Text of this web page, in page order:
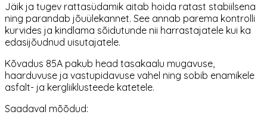
Jäik ja tugev rattasüdamik aitab hoida ratast stabiilsena
ning parandab jõuülekannet. See annab parema kontrolli
kurvides ja kindlama sõidutunde nii harrastajatele kui ka
edasijõudnud uisutajatele.
Kõvadus 85A pakub head tasakaalu mugavuse,
haarduvuse ja vastupidavuse vahel ning sobib enamikele
asfalt- ja kergliiklusteede katetele.
Saadaval mõõdud: